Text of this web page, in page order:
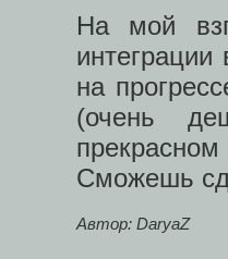
На мой
интеграции
на
(очень
Сможешь
Автор: DaryaZ